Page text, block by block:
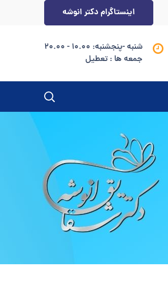
اینستاگرام دکتر انوشه
شنبه -پنجشنبه: 10.00 - 20.00
جمعه ها : تعطیل